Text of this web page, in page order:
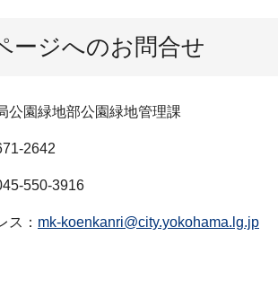
ージへのお問合せ
公園緑地部公園緑地管理課
2642
550-3916
ス： mk-koenkanri@city.yokohama.lg.jp